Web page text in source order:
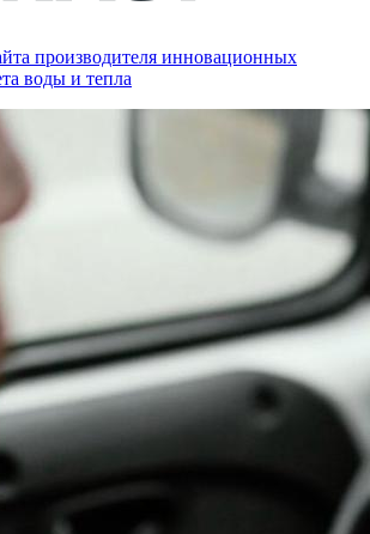
производителя инновационных
воды и тепла